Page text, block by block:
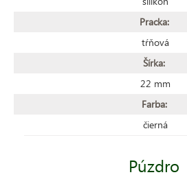
Pracka:
tŕňová
Šírka:
22 mm
Farba:
čierná
Púzdro